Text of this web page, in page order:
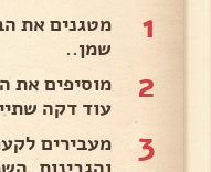
1
מטגנים את
שמן..
2
מוסיפים את
עוד דקה
3
מעבירים